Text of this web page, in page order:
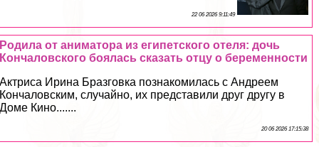
22 06 2026 9:11:49
Родила от аниматора из египетского отеля: дочь
Кончаловского боялась сказать отцу о беременности
Актриса Ирина Бразговка познакомилась с Андреем
Кончаловским, случайно, их представили друг другу в
Доме Кино.......
20 06 2026 17:15:38